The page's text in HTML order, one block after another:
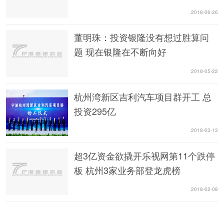
2018-06-26
董明珠：投资银隆没有想过胜算问
题 现在银隆在不断向好
2018-05-22
杭州湾新区吉利汽车项目群开工 总
投资295亿
2018-03-13
超3亿资金欲撬开乐视网第11个跌停
板 杭州3家业务部登龙虎榜
2018-02-08